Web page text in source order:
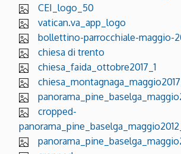
CEI_logo_50
vatican.va_app_logo
bollettino-parrocchiale-maggio-
chiesa di trento
chiesa_faida_ottobre2017_1
cropped-